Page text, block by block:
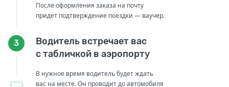
После оформления заказа на почту
придет подтверждение поездки — ваучер.
3
Водитель встречает вас
с табличкой в аэропорту
В нужное время водитель будет ждать
вас на месте. Он проводит до автомобиля